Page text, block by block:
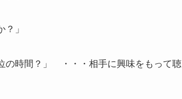
」
の時間？」 ・・・相手に興味をもって聴